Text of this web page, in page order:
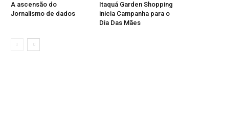
A ascensão do
Jornalismo de dados
Itaquá Garden Shopping
inicia Campanha para o
Dia Das Mães